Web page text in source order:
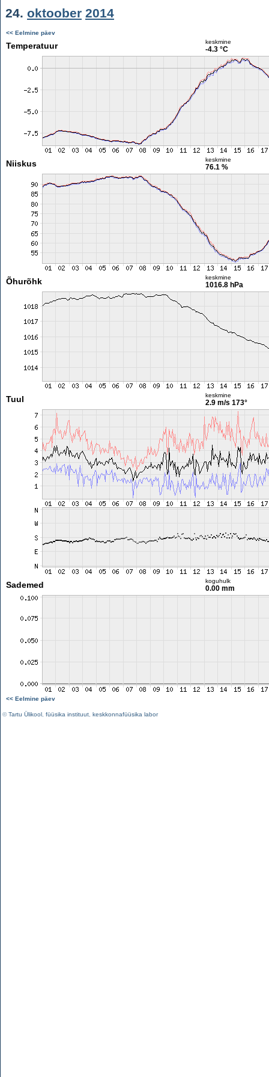
24. oktoober 2014
<< Eelmine päev
Temperatuur keskmine
-4.3 °C
Niiskus keskmine
76.1 %
Õhurõhk keskmine
1016.8 hPa
Tuul keskmine
2.9 m/s 173°
Sademed koguhulk
0.00 mm
<< Eelmine päev
©Tartu Ülikool füüsika instituut keskkonnafüüsika labor